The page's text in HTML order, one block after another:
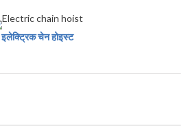
इलेक्ट्रिक चेन होइस्ट